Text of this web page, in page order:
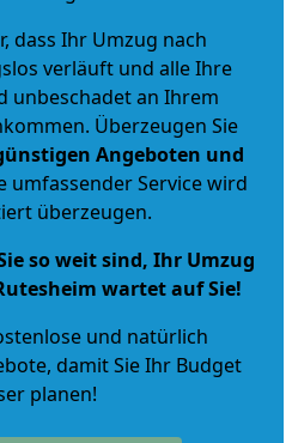
dass Ihr Umzug nach
verläuft und alle Ihre
unbeschadet an Ihrem
Überzeugen Sie
Angeboten und
umfassender Service wird
überzeugen.
so weit sind, Ihr Umzug
wartet auf Sie!
und natürlich
, damit Sie Ihr Budget
planen!